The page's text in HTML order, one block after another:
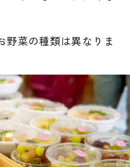
野菜の種類は異なりま